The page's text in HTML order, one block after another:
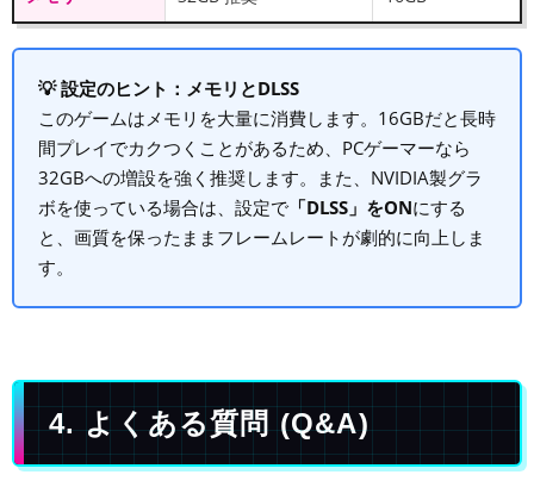
💡 設定のヒント：メモリとDLSS
このゲームはメモリを大量に消費します。16GBだと長時
間プレイでカクつくことがあるため、PCゲーマーなら
32GBへの増設を強く推奨します。また、NVIDIA製グラ
ボを使っている場合は、設定で 「DLSS」をONにする
と、画質を保ったままフレームレートが劇的に向上しま
す。
4. よくある質問 (Q&A)